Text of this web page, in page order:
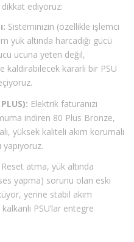
ediyoruz:
Sisteminizin (özellikle işlemci
yük altında harcadığı gücü
ucuna yeten değil,
kararlı bir PSU
Elektrik faturanızı
indiren 80 Plus Bronze,
yüksek kaliteli akım korumalı
yapıyoruz.
Reset atma, yük altında
yapma) sorunu olan eski
yerine stabil akım
PSU’lar entegre